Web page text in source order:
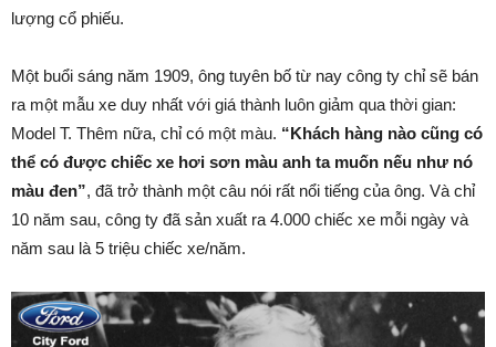
lượng cổ phiếu.
Một buổi sáng năm 1909, ông tuyên bố từ nay công ty chỉ sẽ bán
ra một mẫu xe duy nhất với giá thành luôn giảm qua thời gian:
Model T. Thêm nữa, chỉ có một màu. “Khách hàng nào cũng có
thể có được chiếc xe hơi sơn màu anh ta muốn nếu như nó
màu đen”, đã trở thành một câu nói rất nổi tiếng của ông. Và chỉ
10 năm sau, công ty đã sản xuất ra 4.000 chiếc xe mỗi ngày và
năm sau là 5 triệu chiếc xe/năm.